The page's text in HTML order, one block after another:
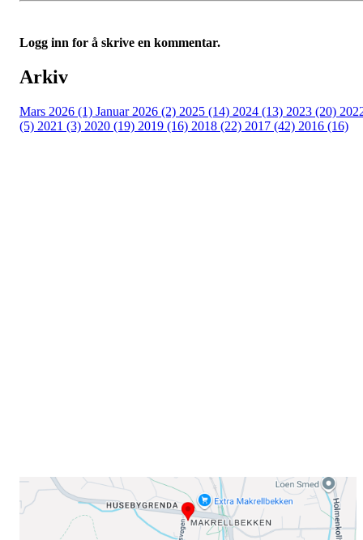
Logg inn for å skrive en kommentar.
Arkiv
Mars 2026 (1) Januar 2026 (2) 2025 (14) 2024 (13) 2023 (20)
(5) 2021 (3) 2020 (19) 2019 (16) 2018 (22) 2017 (42) 2016 (16)